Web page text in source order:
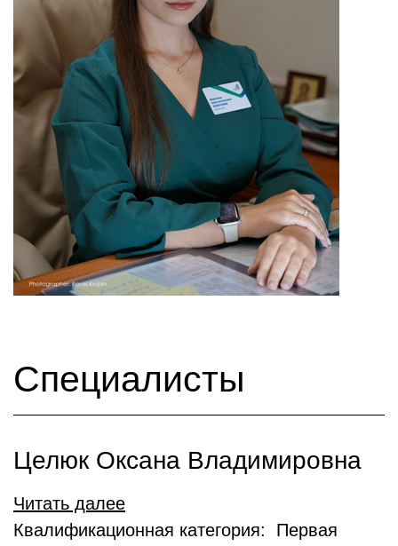
Специалисты
Целюк Оксана Владимировна
Читать далее
Квалификационная категория: Первая